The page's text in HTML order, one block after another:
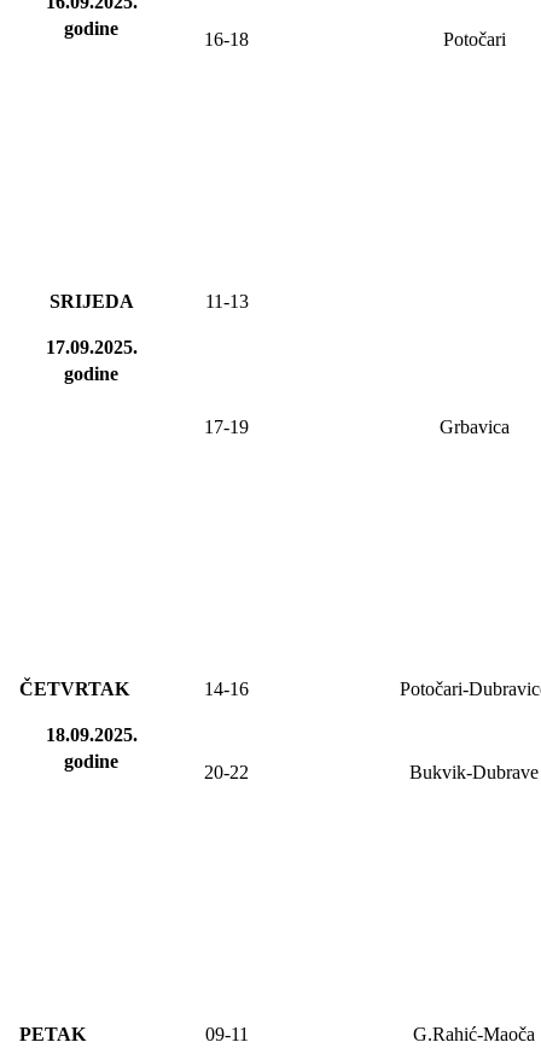
godine
16-18 Potočari
SRIJEDA
17.09.2025.
godine
11-13
17-19 Grbavica
ČETVRTAK
18.09.2025.
godine
14-16 Potočari-
20-22 Bukvik-Dubrave
PETAK 09-11 G.Rahić-Maoča